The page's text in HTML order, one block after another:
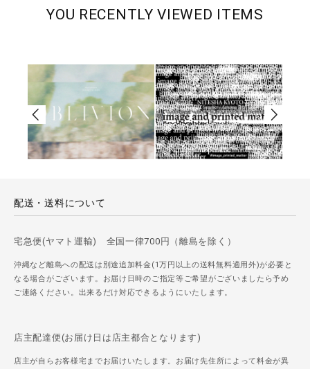
YOU RECENTLY VIEWED ITEMS
配送・送料について
宅急便(ヤマト運輸) 全国一律700円（離島を除く）
沖縄など離島への配送は別途追加料金(1万円以上の送料無料適用外)が必要と
なる場合がございます。お届け日時のご指定等ご希望がございましたら予め
ご連絡ください。出来るだけ対応できるようにいたします。
店主配達便(お届け日は店主都合となります)
店主が自らお客様宅までお届けいたします。お届け先住所によって料金が異